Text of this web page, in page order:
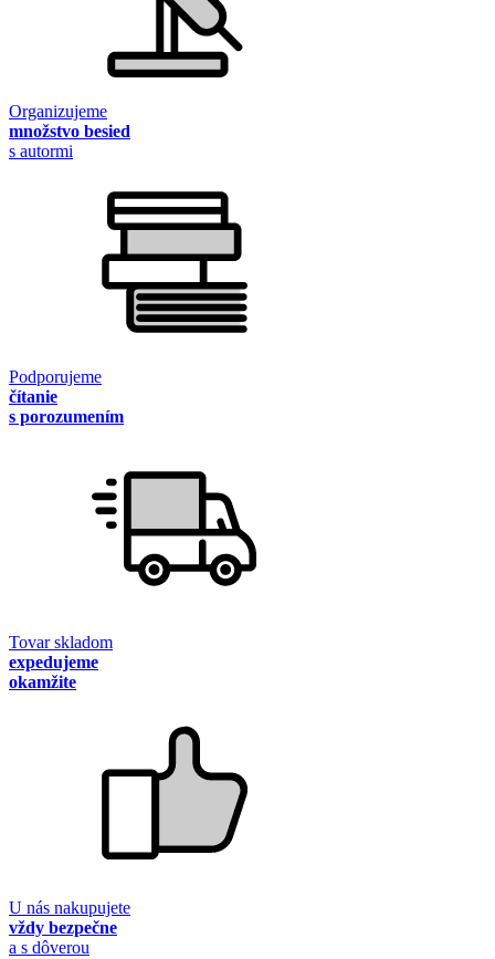
Organizujeme
množstvo besied
s autormi
Podporujeme
čítanie
s porozumením
Tovar skladom
expedujeme
okamžite
U nás nakupujete
vždy bezpečne
a s dôverou